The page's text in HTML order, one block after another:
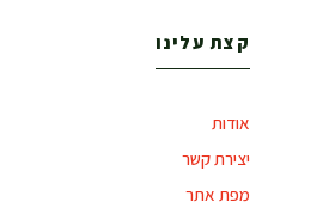
קצת עלינו
אודות
יצירת קשר
מפת אתר